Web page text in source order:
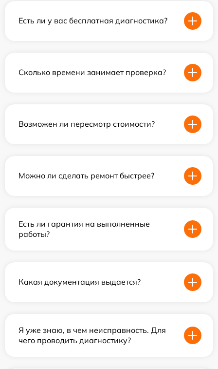
Есть ли у вас бесплатная диагностика?
Сколько времени занимает проверка?
Возможен ли пересмотр стоимости?
Можно ли сделать ремонт быстрее?
Есть ли гарантия на выполненные
работы?
Какая документация выдается?
Я уже знаю, в чем неисправность. Для
чего проводить диагностику?